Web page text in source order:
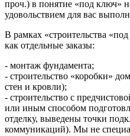
проч.) в понятие «под ключ»
удовольствием для вас
В рамках «строительства
как отдельные заказы:
- монтаж фундамента;
- строительство «коробки»
стен и кровли);
- строительство с
или иным способом
отделку, выведены точки
коммуникаций). Мы не